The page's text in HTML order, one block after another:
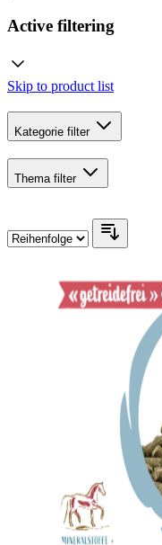
Active filtering
Skip to product list
Kategorie filter
Thema filter